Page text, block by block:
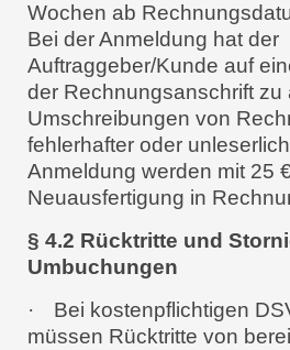
Wochen ab
Bei der Anmeldung hat der
Auftraggeber/Kunde auf
der Rechnungsanschrift
Umschreibungen von
fehlerhafter oder
Anmeldung werden mit 25
Neuausfertigung in
§ 4.2 Rücktritte und
Umbuchungen
·
Bei kostenpflichtigen
müssen Rücktritte von